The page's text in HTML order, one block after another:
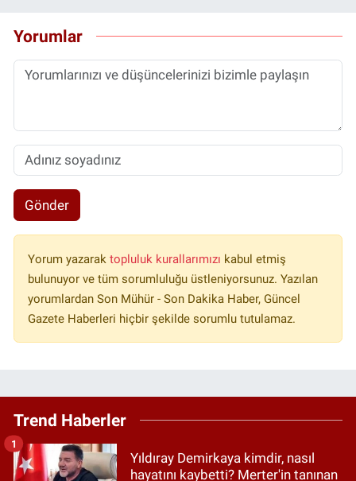
Yorumlar
Gönder
Yorum yazarak topluluk kurallarımızı kabul etmiş
bulunuyor ve tüm sorumluluğu üstleniyorsunuz. Yazılan
yorumlardan Son Mühür - Son Dakika Haber, Güncel
Gazete Haberleri hiçbir şekilde sorumlu tutulamaz.
Trend Haberler
Yıldıray Demirkaya kimdir, nasıl
hayatını kaybetti? Merter'in tanınan
1